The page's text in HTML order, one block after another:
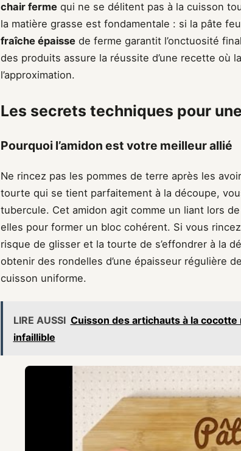
chair ferme qui ne se délitent pas à la cuisson
la matière grasse est fondamentale : si la pâte
fraîche épaisse de ferme garantit l’onctuosité
des produits assure la réussite d’une recette où
l’approximation.
Les secrets techniques pour
Pourquoi l’amidon est votre meilleur allié
Ne rincez pas les pommes de terre après les
tourte qui se tient parfaitement à la découpe,
tubercule. Cet amidon agit comme un liant lors
elles pour former un bloc cohérent. Si vous
risque de glisser et la tourte de s’effondrer à la
obtenir des rondelles d’une épaisseur régulière
cuisson uniforme.
LIRE AUSSI Cuisson des artichauts à la
infaillible